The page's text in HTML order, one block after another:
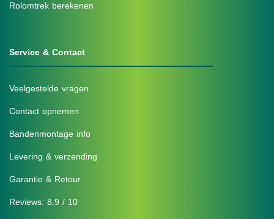
Rolomtrek berekenen
Service & Contact
Veelgestelde vragen
Contact opnemen
Bandenmontage info
Levering & verzending
Garantie & Retour
Reviews: 8.9 / 10